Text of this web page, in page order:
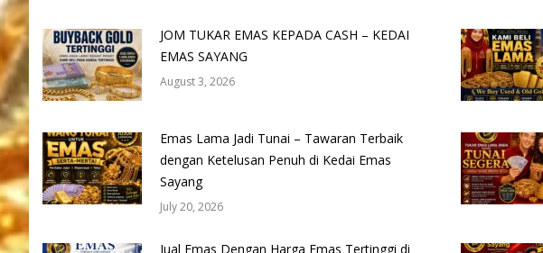
JOM TUKAR EMAS KEPADA CASH – KEDAI
EMAS SAYANG
August 3, 2026
Emas Lama Jadi Tunai – Tawaran Terbaik
dengan Ketelusan Penuh di Kedai Emas
Sayang
July 20, 2026
Jual Emas Dengan Harga Emas Tertinggi di